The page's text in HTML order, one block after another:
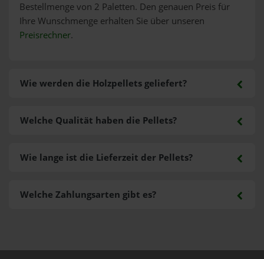
Bestellmenge von 2 Paletten. Den genauen Preis für
Ihre Wunschmenge erhalten Sie über unseren
Preisrechner.
Wie werden die Holzpellets geliefert?
Welche Zahlungsarten gibt es?
Welche Qualität haben die Pellets?
Wie lange ist die Lieferzeit der Pellets?